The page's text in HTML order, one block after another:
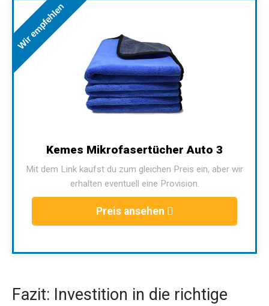
Wir empfehlen
Kemes Mikrofasertücher Auto 3
Mit dem Link kaufst du zum gleichen Preis ein, aber wir
erhalten eventuell eine Provision.
Preis ansehen
Fazit: Investition in die richtige